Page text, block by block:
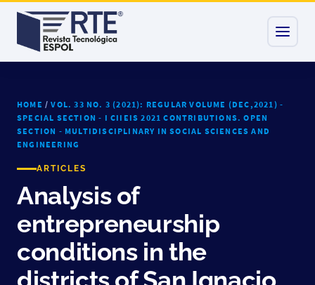
HOME /VOL. 33 NO. 3 (2021): REGULAR VOLUME (DEC,2021) -
SPECIAL SECTION - I CIIEIS 2021 CONTRIBUTIONS. OPEN
SECTION - MULTIDISCIPLINARY IN SOCIAL SCIENCES AND
ENGINEERING
ARTICLES
Analysis of
entrepreneurship
conditions in the